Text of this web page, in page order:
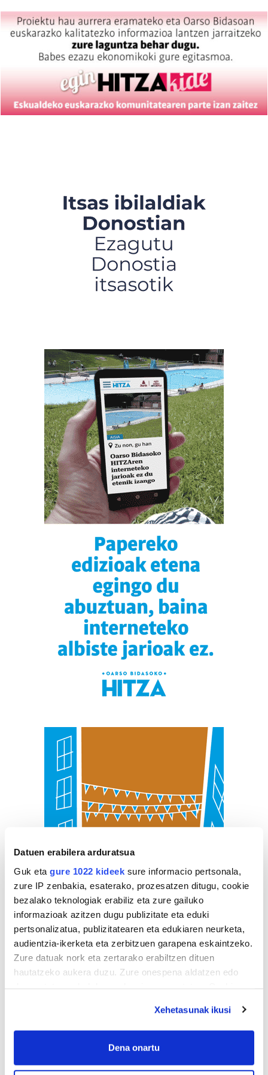
Datuen erabilera arduratsua
Guk eta gure 1022 kideek sure informacio pertsonala,
zure IP zenbakia, esaterako, prozesatzen ditugu, cookie
bezalako teknologiak erabiliz eta zure gailuko
informazioak azitzen dugu publizitate eta eduki
pertsonalizatua, publizitatearen eta edukiaren neurketa,
audientzia-ikerketa eta zerbitzuen garapena eskaintzeko.
Zure datuak nork eta zertarako erabiltzen dituen
hautatzeko aukera duzu. Zure onespena aldatzen edo
If you allow, we would also like to:
Collect information about your geographical
Xehetasunak ikusi
Dena onartu